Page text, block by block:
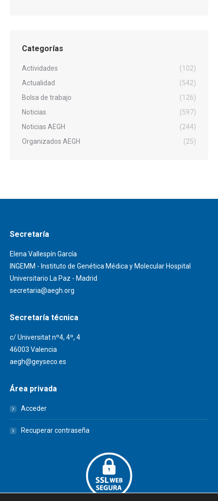
Categorías
Actividades
(102)
Actualidad
(542)
Bolsa de trabajo
(126)
Noticias
(597)
Noticias AEGH
(244)
Organizados AEGH
(25)
Secretaría
Elena Vallespín García
INGEMM - Instituto de Genética Médica y Molecular Hospital
Universitario La Paz - Madrid
secretaria@aegh.org
Secretaría técnica
c/ Universitat nº4, 4º, 4
46003 Valencia
aegh@geyseco.es
Área privada
Acceder
Recuperar contraseña